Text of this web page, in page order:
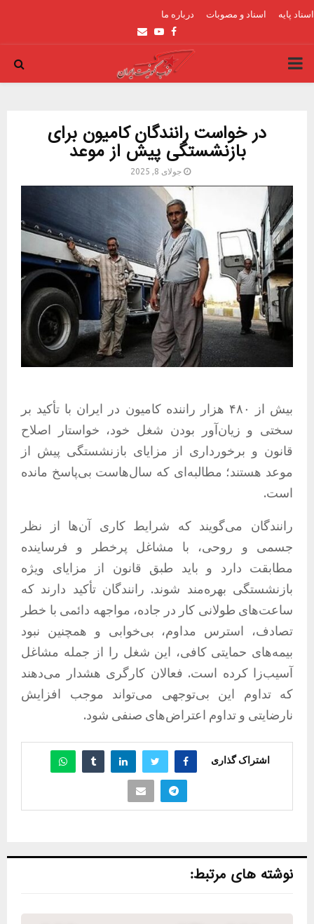
اسناد پایه اسناد و مصوبات درباره ما
Facebook
Youtube
Email
PRIMARY
در خواست رانندگان کامیون برای
بازنشستگی پیش از موعد
جولای 8, 2025
بیش از ۴۸۰ هزار راننده کامیون در ایران با تأکید بر
سختی و زیان‌آور بودن شغل خود، خواستار اصلاح
قانون و برخورداری از مزایای بازنشستگی پیش از
موعد هستند؛ مطالبه‌ای که سال‌هاست بی‌پاسخ مانده
است.
رانندگان می‌گویند که شرایط کاری آن‌ها از نظر
جسمی و روحی، با مشاغل پرخطر و فرساینده
مطابقت دارد و باید طبق قانون از مزایای ویژه
بازنشستگی بهره‌مند شوند. رانندگان تأکید دارند که
ساعت‌های طولانی کار در جاده، مواجهه دائمی با خطر
تصادف، استرس مداوم، بی‌خوابی و همچنین نبود
بیمه‌های حمایتی کافی، این شغل را از جمله مشاغل
آسیب‌زا کرده است. فعالان کارگری هشدار می‌دهند
که تداوم این بی‌توجهی می‌تواند موجب افزایش
نارضایتی و تداوم اعتراض‌های صنفی شود.
اشتراک گذاری
نوشته های مرتبط: